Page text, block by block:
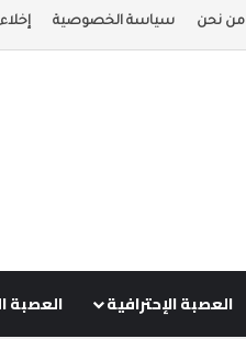
من نحن سياسة الخصوصية
العصبة الإحترافية العصبة